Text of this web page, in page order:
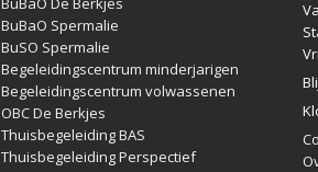
BuBaO Spermalie
BuSO Spermalie
Begeleidingscentrum minderjarigen
Begeleidingscentrum volwassenen
OBC De Berkjes
Thuisbegeleiding BAS
Thuisbegeleiding Perspectief